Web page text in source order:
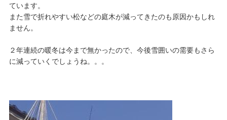
ています。
また雪で折れやすい松などの庭木が減ってきたのも原因かもしれ
ません。
２年連続の暖冬は今まで無かったので、今後雪囲いの需要もさら
に減っていくでしょうね。。。